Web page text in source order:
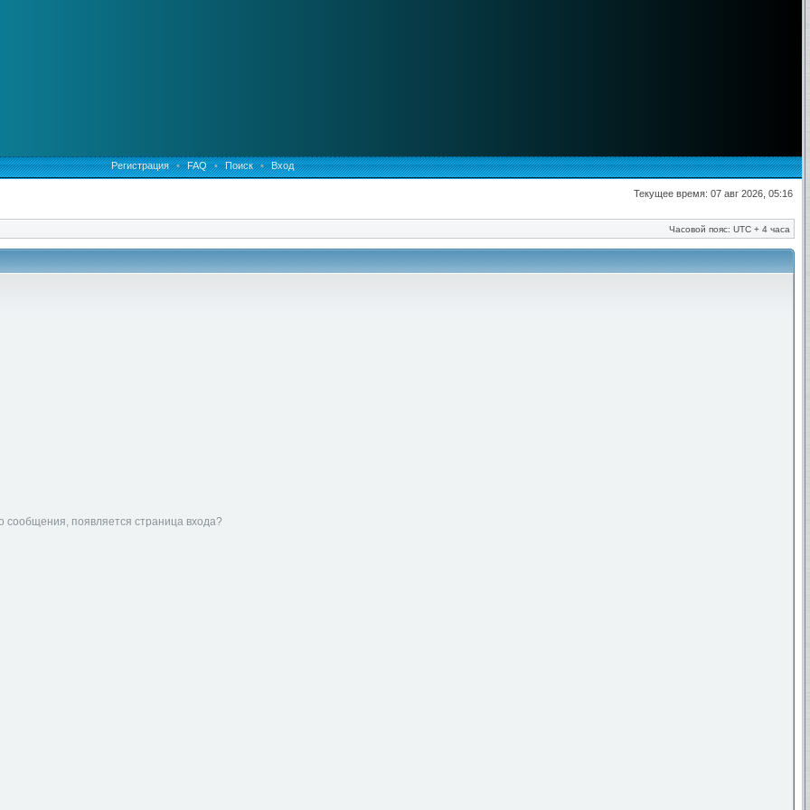
Регистрация • FAQ • Поиск • Вход
Текущее время: 07 авг 2026, 05:16
Часовой пояс: UTC + 4 часа
сообщения, появляется страница входа?